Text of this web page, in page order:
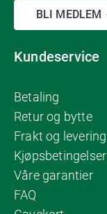
BLI MEDLEM
Kundeservice
Betaling
Retur og bytte
Frakt og levering
Kjøpsbetingelser
Våre garantier
FAQ